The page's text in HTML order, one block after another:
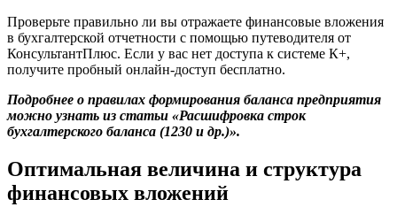
Проверьте правильно ли вы отражаете финансовые вложения
в бухгалтерской отчетности с помощью путеводителя от
КонсультантПлюс. Если у вас нет доступа к системе К+,
получите пробный онлайн-доступ бесплатно.
Подробнее о правилах формирования баланса предприятия
можно узнать из статьи «Расшифровка строк
бухгалтерского баланса (1230 и др.)».
Оптимальная величина и структура
финансовых вложений